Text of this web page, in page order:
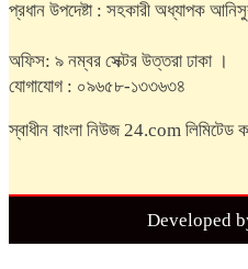
প্রধান উপদেষ্টা : সহকারী অধ্যাপক
অফিস: ৯ নম্বর সেক্টর উত্তরা ঢাকা ।
যোগাযোগ : ০৯৬৫৮-১৩৩৬৩৪
স্বাধীন বাংলা নিউজ 24.com লিমিটেড
Developed